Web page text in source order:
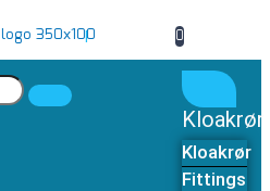
| 0
Kloakrør
Kloakrør
Fittings